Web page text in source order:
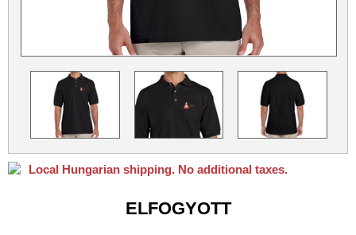
Qubes OS
Slackware Taskwarrior Ubuntu
Ubuntu MATE Ubuntu Studio VLC
Xubuntu
Local Hungarian shipping. No additional taxes.
ELFOGYOTT